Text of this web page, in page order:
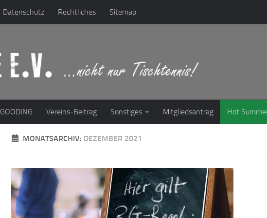
Datenschutz Rechtliches Sitemap
GOODING Vereins-Beitrag Sonstiges Mitgliedsantrag Hot
MONATSARCHIV: DEZEMBER 2021